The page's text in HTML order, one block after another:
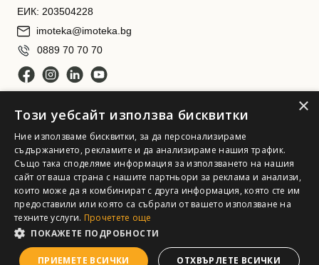
ЕИК: 203504228
imoteka@imoteka.bg
0889 70 70 70
Имотека АД. Всички права запазени
×
Този уебсайт използва бисквитки
Ние използваме бисквитки, за да персонализираме
съдържанието, рекламите и да анализираме нашия трафик.
Също така споделяме информация за използването на нашия
сайт от ваша страна с нашите партньори за реклама и анализи,
които може да я комбинират с друга информация, която сте им
предоставили или която са събрали от вашето използване на
техните услуги. Прочетете още
ПОКАЖЕТЕ ПОДРОБНОСТИ
ПРИЕМЕТЕ ВСИЧКИ ОТХВЪРЛЕТЕ ВСИЧКИ